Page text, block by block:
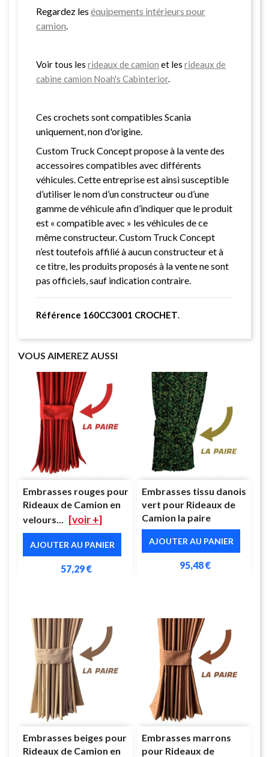
Regardez les équipements intérieurs pour
camion.
Voir tous les rideaux de camion et les rideaux de
cabine camion Noah's Cabinterior.
Ces crochets sont compatibles Scania
uniquement, non d'origine.
Custom Truck Concept propose à la vente des
accessoires compatibles avec différents
véhicules. Cette entreprise est ainsi susceptible
d’utiliser le nom d’un constructeur ou d’une
gamme de véhicule afin d’indiquer que le produit
est « compatible avec » les véhicules de ce
même constructeur. Custom Truck Concept
n’est toutefois affilié à aucun constructeur et à
ce titre, les produits proposés à la vente ne sont
pas officiels, sauf indication contraire.
Référence 160CC3001 CROCHET.
VOUS AIMEREZ AUSSI
Embrasses rouges pour
Rideaux de Camion en
velours...
[voir +]
AJOUTER AU PANIER
57,29 €
Embrasses tissu danois
vert pour Rideaux de
Camion la paire
AJOUTER AU PANIER
95,48 €
Embrasses beiges pour
Rideaux de Camion en
Embrasses marrons
pour Rideaux de